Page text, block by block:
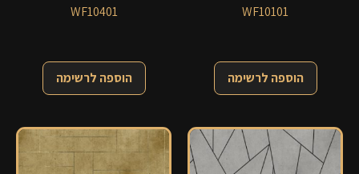
WF10401
הוספה לרשימה
WF10101
הוספה לרשימה